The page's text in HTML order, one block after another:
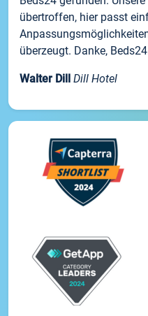
übertroffen, hier passt
überzeugt. Danke,
Walter Dill Dill Hotel